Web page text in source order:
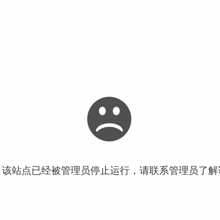
站点已经被管理员停止运行，请联系管理员了